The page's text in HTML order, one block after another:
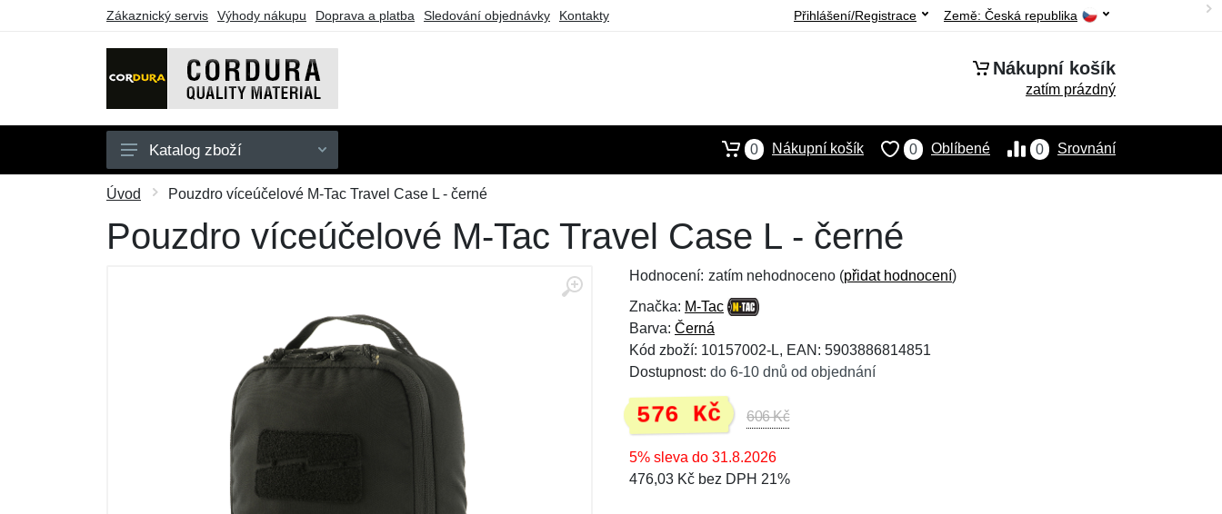
Zákaznický servis Výhody nákupu Doprava a platba Sledování objednávky Kontakty Země: Česká republika
Přihlášení/Registrace
Nákupní košík
zatím prázdný
Oblečení
Doplňky
Katalog zboží 0 Srovnání
0 Oblíbené
0 Nákupní košík
Úvod Pouzdro víceúčelové M-Tac Travel Case L - černé
Pouzdro víceúčelové M-Tac Travel Case L - černé
Hodnocení: zatím nehodnoceno (přidat hodnocení)
Značka: M-Tac
Barva: Černá
Kód zboží: 10157002-L, EAN: 5903886814851
Dostupnost: do 6-10 dnů od objednání
576 Kč 606 Kč
5% sleva do 31.8.2026
476,03 Kč bez DPH 21%